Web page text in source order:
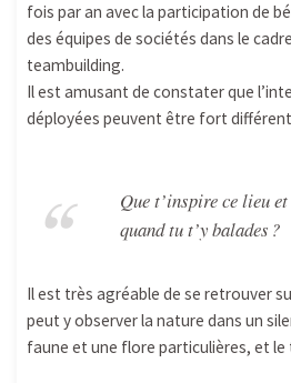
fois par an avec la participation de
des équipes de sociétés dans le
teambuilding.
Il est amusant de constater que
déployées peuvent être fort
Que t’inspire ce lieu
quand tu t’y balades ?
Il est très agréable de se retrouver
peut y observer la nature dans un
faune et une flore particulières, et le